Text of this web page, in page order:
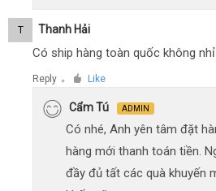
T Thanh Hải
Có ship hàng toàn quốc không
Reply ● Like
Cẩm Tú ADMIN
Có nhé, Anh yên tâm đặt
hàng mới thanh toán tiền.
đầy đủ tất các quà khuyến